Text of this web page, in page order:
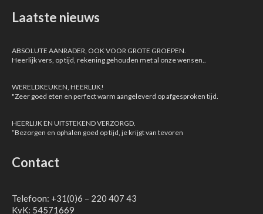
Laatste nieuws
ABSOLUTE AANRADER, OOK VOOR GROTE GROEPEN.
Heerlijk vers, op tijd, rekening gehouden met al onze wensen..
WERELDKEUKEN, HEERLIJK!
"Zeer goed eten en perfect warm aangeleverd op afgesproken tijd.
HEERLIJK EN UITSTEKEND VERZORGD.
“Bezorgen en ophalen goed op tijd, je krijgt van tevoren
Contact
Telefoon: +31(0)6 – 220 407 43
KvK: 54571669